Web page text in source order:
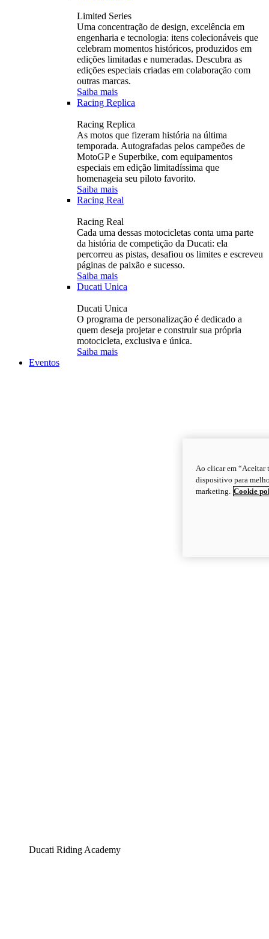
Limited Series
Uma concentração de design, excelência em
engenharia e tecnologia: itens colecionáveis ​​que
celebram momentos históricos, produzidos em
edições limitadas e numeradas. Descubra as
edições especiais criadas em colaboração com
outras marcas.
Saiba mais
Racing Replica
Racing Replica
As motos que fizeram história na última
temporada. Autografadas pelos campeões de
MotoGP e Superbike, com equipamentos
especiais em edição limitadíssima que
homenageia seu piloto favorito.
Saiba mais
Racing Real
Racing Real
Cada uma dessas motocicletas conta uma parte
da história de competição da Ducati: ela
percorreu as pistas, desafiou os limites e escreveu
páginas de paixão e sucesso.
Saiba mais
Ducati Unica
Ducati Unica
O programa de personalização é dedicado a
quem deseja projetar e construir sua própria
motocicleta, exclusiva e única.
Saiba mais
Eventos
Ducati Riding Academy
Ao clicar em “Aceitar
dispositivo para
marketing. Cookie